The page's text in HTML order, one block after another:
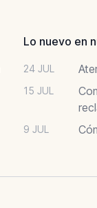
Lo nuevo en
24 JUL
15 JUL
9 JUL